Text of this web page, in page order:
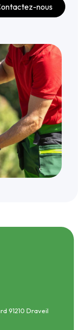
nous
91210 Draveil